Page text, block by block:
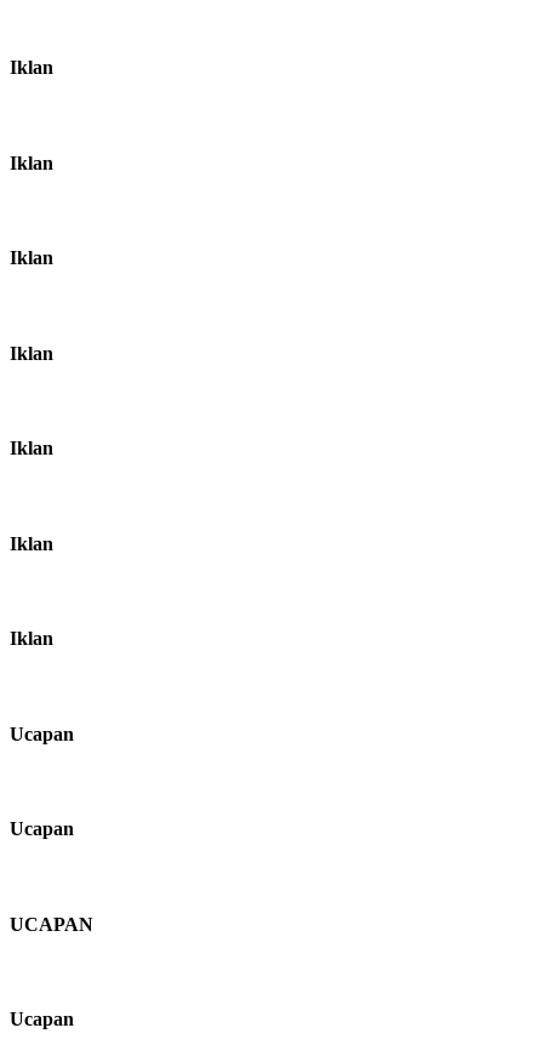
Iklan
Iklan
Iklan
Iklan
Iklan
Iklan
Iklan
Ucapan
Ucapan
UCAPAN
Ucapan